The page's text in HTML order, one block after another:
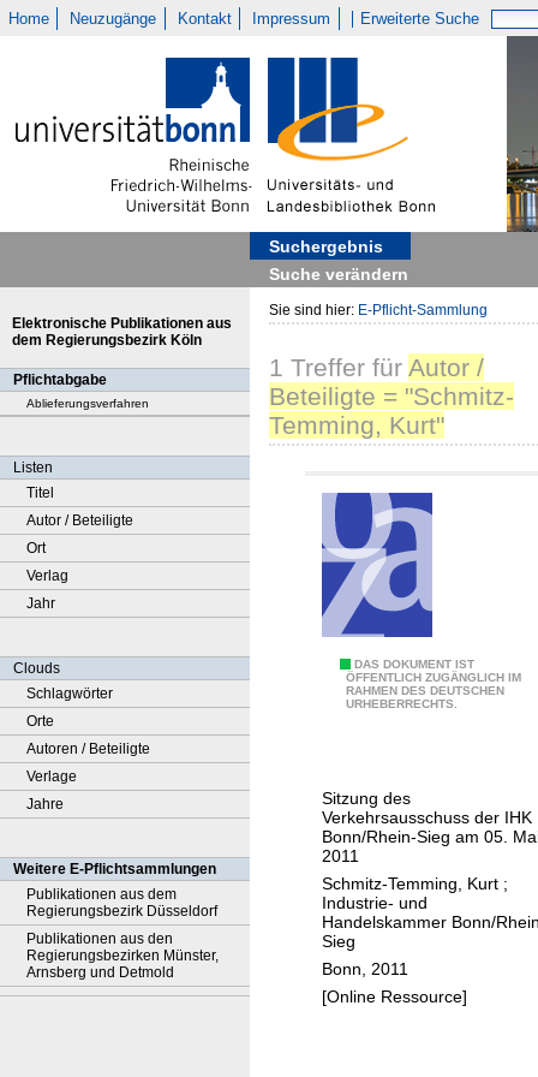
Home Neuzugänge Kontakt Impressum Erweiterte Suche
Suchergebnis
Suche verändern
Elektronische Publikationen aus
dem Regierungsbezirk Köln
Pflichtabgabe
Ablieferungsverfahren
Listen
Titel
Autor / Beteiligte
Ort
Verlag
Jahr
Clouds
Schlagwörter
Orte
Autoren / Beteiligte
Verlage
Jahre
Weitere E-Pflichtsammlungen
Publikationen aus dem
Regierungsbezirk Düsseldorf
Publikationen aus den
Regierungsbezirken Münster,
Arnsberg und Detmold
Sie sind hier: E-Pflicht-Sammlung
1 Treffer für Autor /
Beteiligte = "Schmitz-
Temming, Kurt"
DAS DOKUMENT IST
ÖFFENTLICH ZUGÄNGLICH IM
RAHMEN DES DEUTSCHEN
URHEBERRECHTS.
h
r
s
p
r
o
g
n
Sitzung des
Verkehrsausschuss der IHK
Bonn/Rhein-Sieg am 05.
2011
Schmitz-Temming, Kurt ;
Industrie- und
Handelskammer Bonn/
Sieg
Bonn, 2011
[Online Ressource]